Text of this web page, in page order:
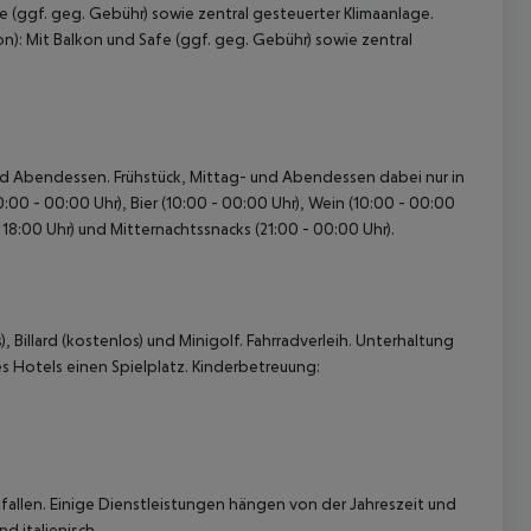
(ggf. geg. Gebühr) sowie zentral gesteuerter Klimaanlage.
Mit Balkon und Safe (ggf. geg. Gebühr) sowie zentral
Abendessen. Frühstück, Mittag- und Abendessen dabei nur in
- 00:00 Uhr), Bier (10:00 - 00:00 Uhr), Wein (10:00 - 00:00
Uhr) und Mitternachtssnacks (21:00 - 00:00 Uhr).
(kostenlos) und Minigolf. Fahrradverleih. Unterhaltung
Hotels einen Spielplatz. Kinderbetreuung:
Einige Dienstleistungen hängen von der Jahreszeit und